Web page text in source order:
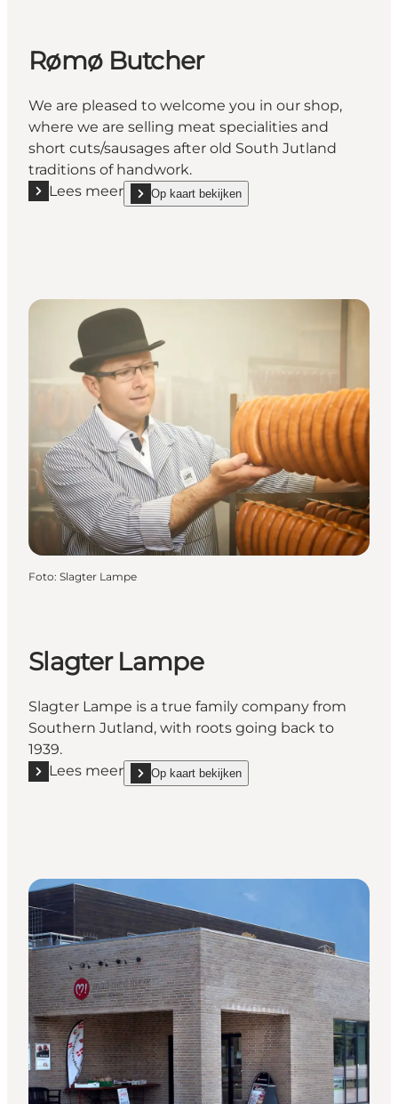
Rømø Butcher
We are pleased to welcome you in our shop,
where we are selling meat specialities and
short cuts/sausages after old South Jutland
traditions of handwork.
Lees meer
Lees meer "Rømø Butcher"
Op kaart bekijken
show Rømø Butcher on_map
Foto: Slagter Lampe
Slagter Lampe
Slagter Lampe is a true family company from
Southern Jutland, with roots going back to
1939.
Lees meer
Lees meer "Slagter Lampe"
Op kaart bekijken
show Slagter Lampe on_map